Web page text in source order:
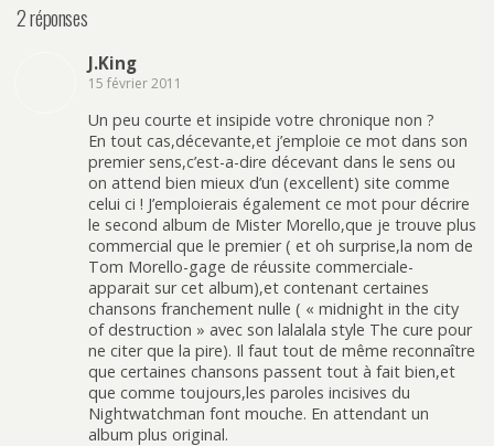
2 réponses
J.King
15 février 2011
Un peu courte et insipide votre chronique non ?
En tout cas,décevante,et j’emploie ce mot dans son
premier sens,c’est-a-dire décevant dans le sens ou
on attend bien mieux d’un (excellent) site comme
celui ci ! J’emploierais également ce mot pour décrire
le second album de Mister Morello,que je trouve plus
commercial que le premier ( et oh surprise,la nom de
Tom Morello-gage de réussite commerciale-
apparait sur cet album),et contenant certaines
chansons franchement nulle ( « midnight in the city
of destruction » avec son lalalala style The cure pour
ne citer que la pire). Il faut tout de même reconnaître
que certaines chansons passent tout à fait bien,et
que comme toujours,les paroles incisives du
Nightwatchman font mouche. En attendant un
album plus original.